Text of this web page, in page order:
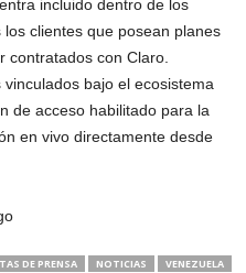
incluido dentro de los
clientes que posean planes
contratados con Claro.
bajo el ecosistema
de acceso habilitado para la
en vivo directamente desde
DE PRENSA NOTICIAS VENEZUELA